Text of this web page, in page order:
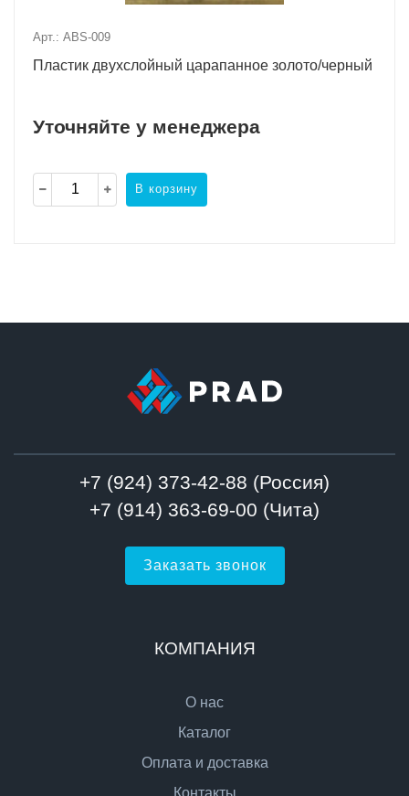
Арт.: ABS-009
Пластик двухслойный царапанное золото/черный
Уточняйте у менеджера
В корзину
+7 (924) 373-42-88 (Россия)
+7 (914) 363-69-00 (Чита)
Заказать звонок
КОМПАНИЯ
О нас
Каталог
Оплата и доставка